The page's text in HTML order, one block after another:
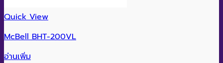
Quick View
McBell BHT-200VL
อ่านเพิ่ม